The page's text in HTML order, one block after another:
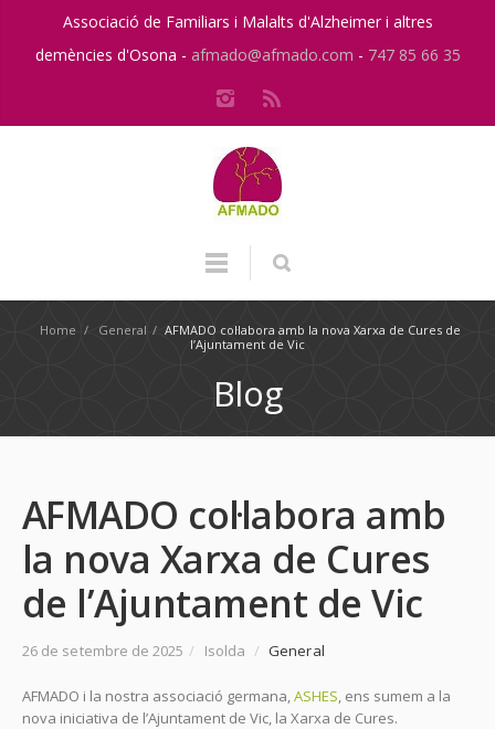
Associació de Familiars i Malalts d'Alzheimer i altres
demències d'Osona - afmado@afmado.com - 747 85 66 35
Home / General / AFMADO col·labora amb la nova Xarxa de Cures de
l’Ajuntament de Vic
Blog
AFMADO col·labora amb
la nova Xarxa de Cures
de l’Ajuntament de Vic
26 de setembre de 2025 / Isolda / General
AFMADO i la nostra associació germana,ASHES, ens sumem a la
nova iniciativa de l’Ajuntament de Vic, la Xarxa de Cures.